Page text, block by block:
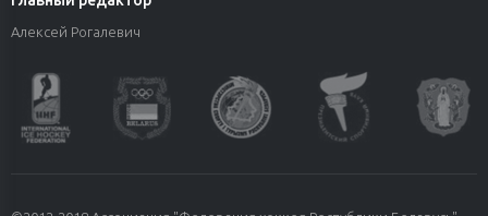
Алексей Рогалевич